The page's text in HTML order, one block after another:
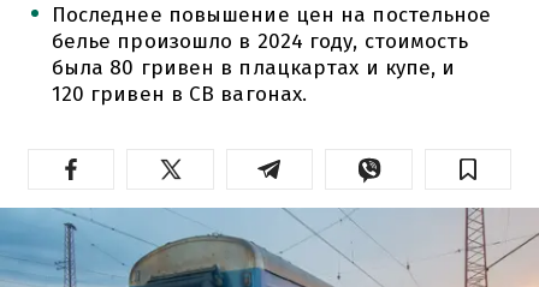
Последнее повышение цен на постельное
белье произошло в 2024 году, стоимость
была 80 гривен в плацкартах и купе, и
120 гривен в СВ вагонах.